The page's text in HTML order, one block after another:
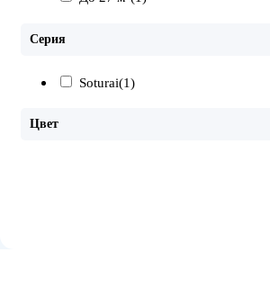
Серия
Soturai(1)
Цвет